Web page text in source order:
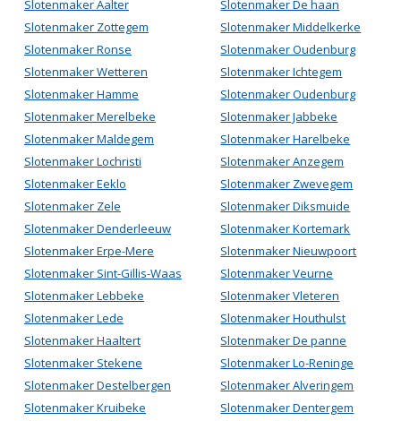
Slotenmaker Aalter
Slotenmaker Zottegem
Slotenmaker Ronse
Slotenmaker Wetteren
Slotenmaker Hamme
Slotenmaker Merelbeke
Slotenmaker Maldegem
Slotenmaker Lochristi
Slotenmaker Eeklo
Slotenmaker Zele
Slotenmaker Denderleeuw
Slotenmaker Erpe-Mere
Slotenmaker Sint-Gillis-Waas
Slotenmaker Lebbeke
Slotenmaker Lede
Slotenmaker Haaltert
Slotenmaker Stekene
Slotenmaker Destelbergen
Slotenmaker Kruibeke
Slotenmaker De haan
Slotenmaker Middelkerke
Slotenmaker Oudenburg
Slotenmaker Ichtegem
Slotenmaker Oudenburg
Slotenmaker Jabbeke
Slotenmaker Harelbeke
Slotenmaker Anzegem
Slotenmaker Zwevegem
Slotenmaker Diksmuide
Slotenmaker Kortemark
Slotenmaker Nieuwpoort
Slotenmaker Veurne
Slotenmaker Vleteren
Slotenmaker Houthulst
Slotenmaker De panne
Slotenmaker Lo-Reninge
Slotenmaker Alveringem
Slotenmaker Dentergem